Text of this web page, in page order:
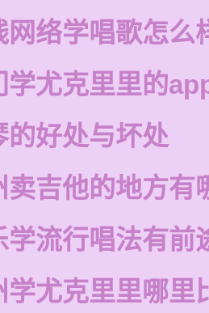
网络学唱歌怎么
学尤克里里的
的好处与坏处
卖吉他的地方有
学流行唱法有前
学尤克里里哪里